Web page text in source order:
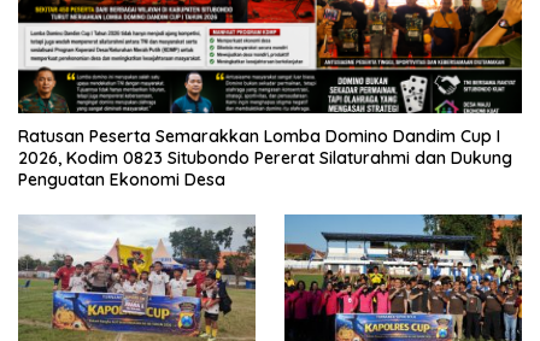
Ratusan Peserta Semarakkan Lomba Domino Dandim Cup I
2026, Kodim 0823 Situbondo Pererat Silaturahmi dan Dukung
Penguatan Ekonomi Desa